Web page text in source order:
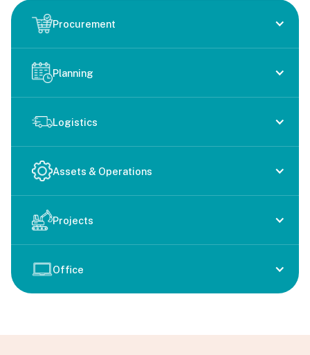
Procurement
Planning
Logistics
Assets & Operations
Projects
Office